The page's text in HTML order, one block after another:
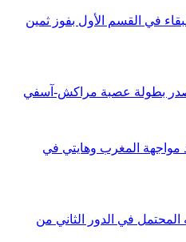
في القسم الأول بفوز ثمين
بطولة عصبة مراكش-آسفي
مواجهة المغرب وهايتي في
في الدور الثاني من